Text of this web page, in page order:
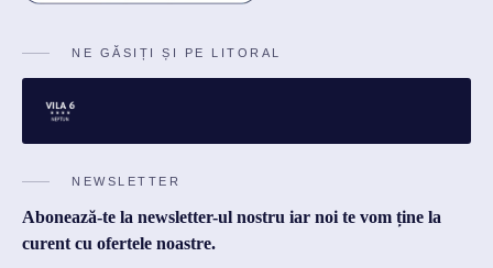
NE GĂSIȚI ȘI PE LITORAL
NEWSLETTER
Abonează-te la newsletter-ul nostru iar noi te vom ține la
curent cu ofertele noastre.